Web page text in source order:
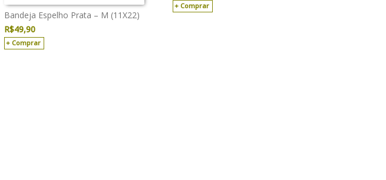
Bandeja Espelho Prata – M (11X22)
R$49,90
Comprar
Comprar